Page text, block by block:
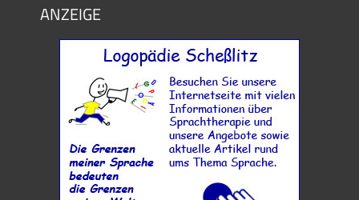
ANZEIGE